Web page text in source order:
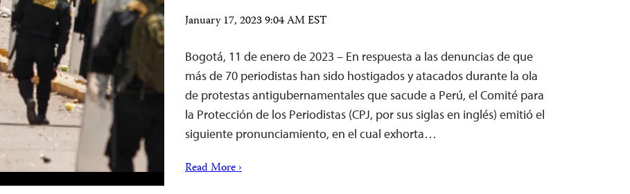
January 17, 2023 9:04 AM EST
Bogotá, 11 de enero de 2023 – En respuesta a las denuncias de que
más de 70 periodistas han sido hostigados y atacados durante la ola
de protestas antigubernamentales que sacude a Perú, el Comité para
la Protección de los Periodistas (CPJ, por sus siglas en inglés) emitió el
siguiente pronunciamiento, en el cual exhorta…
Read More ›